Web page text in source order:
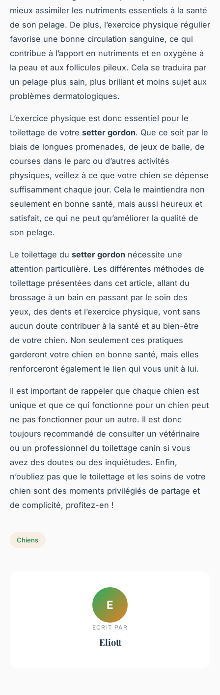
mieux assimiler les nutriments essentiels à la santé
de son pelage. De plus, l’exercice physique régulier
favorise une bonne circulation sanguine, ce qui
contribue à l’apport en nutriments et en oxygène à
la peau et aux follicules pileux. Cela se traduira par
un pelage plus sain, plus brillant et moins sujet aux
problèmes dermatologiques.
L’exercice physique est donc essentiel pour le
toilettage de votre setter gordon. Que ce soit par le
biais de longues promenades, de jeux de balle, de
courses dans le parc ou d’autres activités
physiques, veillez à ce que votre chien se dépense
suffisamment chaque jour. Cela le maintiendra non
seulement en bonne santé, mais aussi heureux et
satisfait, ce qui ne peut qu’améliorer la qualité de
son pelage.
Le toilettage du setter gordon nécessite une
attention particulière. Les différentes méthodes de
toilettage présentées dans cet article, allant du
brossage à un bain en passant par le soin des
yeux, des dents et l’exercice physique, vont sans
aucun doute contribuer à la santé et au bien-être
de votre chien. Non seulement ces pratiques
garderont votre chien en bonne santé, mais elles
renforceront également le lien qui vous unit à lui.
Il est important de rappeler que chaque chien est
unique et que ce qui fonctionne pour un chien peut
ne pas fonctionner pour un autre. Il est donc
toujours recommandé de consulter un vétérinaire
ou un professionnel du toilettage canin si vous
avez des doutes ou des inquiétudes. Enfin,
n’oubliez pas que le toilettage et les soins de votre
chien sont des moments privilégiés de partage et
de complicité, profitez-en !
Chiens
E
ECRIT PAR
Eliott